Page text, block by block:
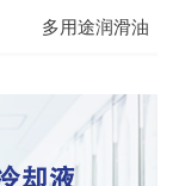
多用途润滑油